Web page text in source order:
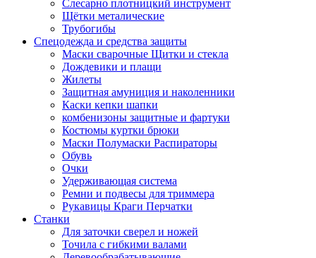
Слесарно плотницкий инструмент
Щётки металические
Трубогибы
Спецодежда и средства защиты
Маски сварочные Щитки и стекла
Дождевики и плащи
Жилеты
Защитная амуниция и наколенники
Каски кепки шапки
комбенизоны защитные и фартуки
Костюмы куртки брюки
Маски Полумаски Распираторы
Обувь
Очки
Удерживающая система
Ремни и подвесы для триммера
Рукавицы Краги Перчатки
Станки
Для заточки сверел и ножей
Точила с гибкими валами